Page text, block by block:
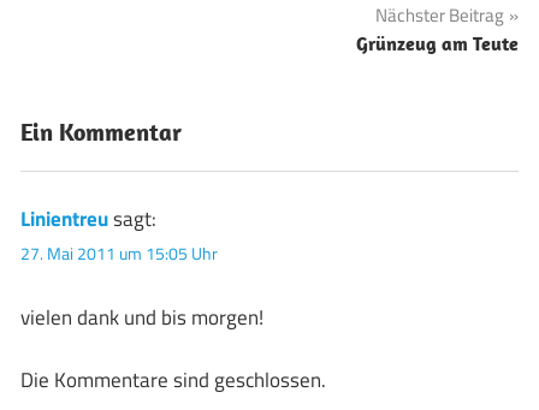
Nächster Beitrag
Grünzeug am Teute
Ein Kommentar
Linientreusagt:
27. Mai 2011 um 15:05 Uhr
vielen dank und bis morgen!
Die Kommentare sind geschlossen.